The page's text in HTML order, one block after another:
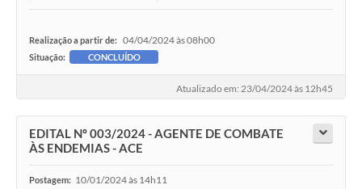
Realização a partir de: 04/04/2024 às 08h00
Situação: CONCLUÍDO
Atualizado em: 23/04/2024 às 12h45
EDITAL Nº 003/2024 - AGENTE DE COMBATE
ÀS ENDEMIAS - ACE
Postagem: 10/01/2024 às 14h11